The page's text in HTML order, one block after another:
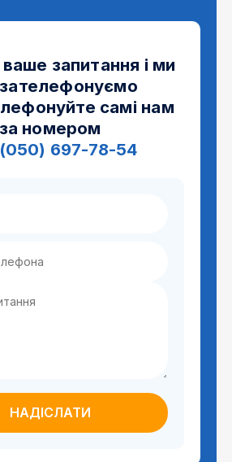
запитання і ми
самі нам
за номером
697-78-54